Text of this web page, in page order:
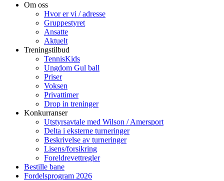
Om oss
Hvor er vi / adresse
Gruppestyret
Ansatte
Aktuelt
Treningstilbud
TennisKids
Ungdom Gul ball
Priser
Voksen
Privattimer
Drop in treninger
Konkurranser
Utstyrsavtale med Wilson / Amersport
Delta i eksterne turneringer
Beskrivelse av turneringer
Lisens/forsikring
Foreldrevettregler
Bestille bane
Fordelsprogram 2026